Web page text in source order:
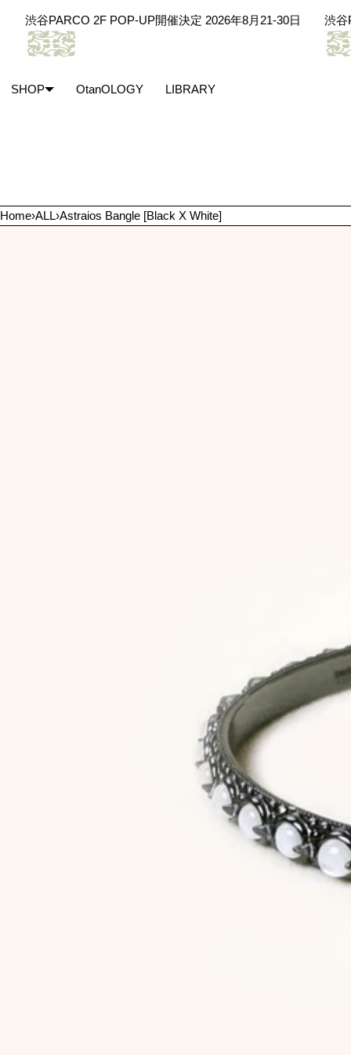
2F POP-UP開催決定 2026年8月21-30日
渋谷PARCO 2F
SHOP OtanOLOGY LIBRARY
Home›ALL›Astraios Bangle [Black X White]